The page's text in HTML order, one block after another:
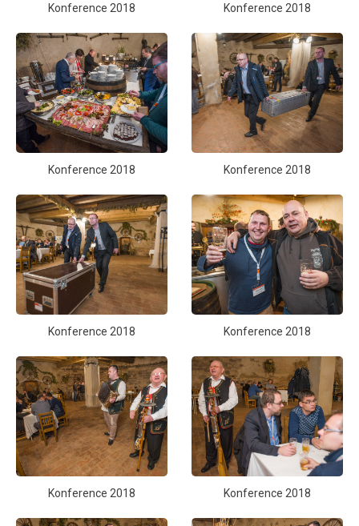
Konference 2018 Konference 2018
Konference 2018 Konference 2018
Konference 2018 Konference 2018
Konference 2018 Konference 2018